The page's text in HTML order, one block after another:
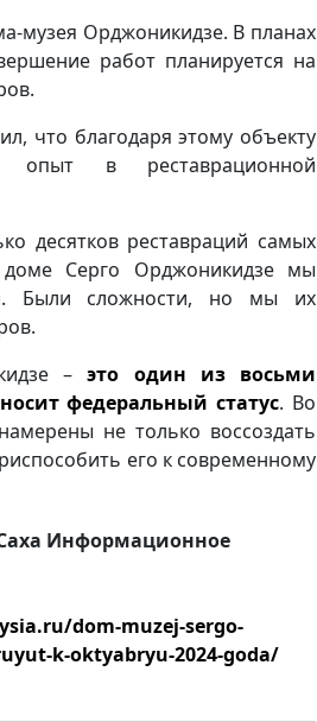
музея Орджоникидзе. В планах
работ планируется на
что благодаря этому объекту
опыт в реставрационной
десятков реставраций самых
Серго Орджоникидзе мы
Были сложности, но мы их
–это один из восьми
федеральный статус. Во
не только воссоздать
его к современному
Информационное
dom-muzej-sergo-
k-oktyabryu-2024-goda/